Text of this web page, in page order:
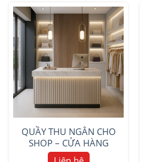
QUẦY THU NGÂN CHO
SHOP – CỬA HÀNG